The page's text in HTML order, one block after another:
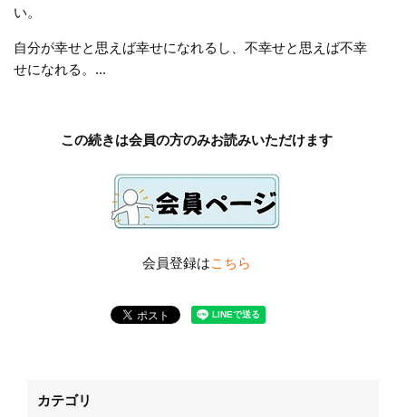
い。
自分が幸せと思えば幸せになれるし、不幸せと思えば不幸
せになれる。...
この続きは会員の方のみお読みいただけます
会員登録はこちら
カテゴリ